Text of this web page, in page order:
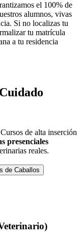
el 100% de
alumnos, vivas
Si no localizas tu
tu matrícula
a tu residencia
de alta inserción
presenciales
reales.
de Caballos